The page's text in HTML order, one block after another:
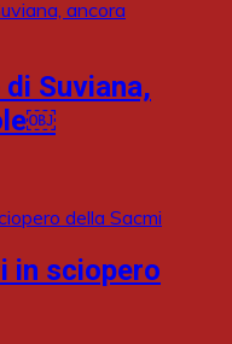
Suviana,
in sciopero